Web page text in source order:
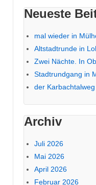
Neueste
mal wieder in
Altstadtrunde in
Zwei Nächte. In
Stadtrundgang in
der Karbachtalweg
Archiv
Juli 2026
Mai 2026
April 2026
Februar 2026